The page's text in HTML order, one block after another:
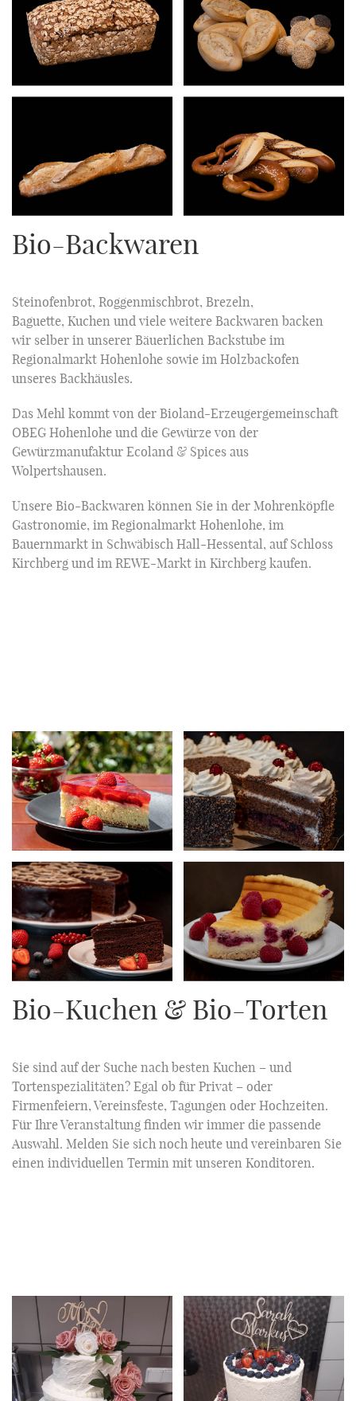
Bio-Backwaren
Steinofenbrot, Roggenmischbrot, Brezeln,
Baguette, Kuchen und viele weitere Backwaren backen
wir selber in unserer Bäuerlichen Backstube im
Regionalmarkt Hohenlohe sowie im Holzbackofen
unseres Backhäusles.
Das Mehl kommt von der Bioland-Erzeugergemeinschaft
OBEG Hohenlohe und die Gewürze von der
Gewürzmanufaktur Ecoland & Spices aus
Wolpertshausen.
Unsere Bio-Backwaren können Sie in der Mohrenköpfle
Gastronomie, im Regionalmarkt Hohenlohe, im
Bauernmarkt in Schwäbisch Hall-Hessental, auf Schloss
Kirchberg und im REWE-Markt in Kirchberg kaufen.
Bio-Kuchen & Bio-Torten
Sie sind auf der Suche nach besten Kuchen – und
Tortenspezialitäten? Egal ob für Privat – oder
Firmenfeiern, Vereinsfeste, Tagungen oder Hochzeiten.
Für Ihre Veranstaltung finden wir immer die passende
Auswahl. Melden Sie sich noch heute und vereinbaren Sie
einen individuellen Termin mit unseren Konditoren.